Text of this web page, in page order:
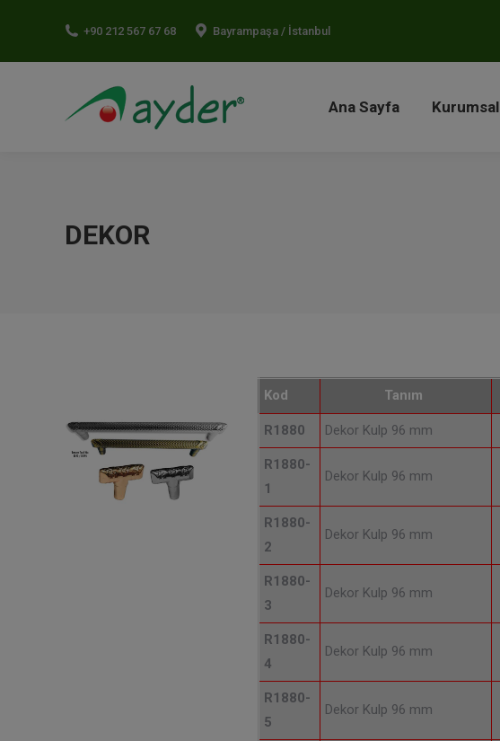
+90 212 567 67 68 Bayrampaşa / İstanbul
Ana Sayfa Kurumsal
DEKOR
Kod Tanım
R1880 Dekor Kulp 96 mm
R1880-
1
Dekor Kulp 96 mm
R1880-
2
Dekor Kulp 96 mm
R1880-
3
Dekor Kulp 96 mm
R1880-
4
Dekor Kulp 96 mm
R1880-
5
Dekor Kulp 96 mm